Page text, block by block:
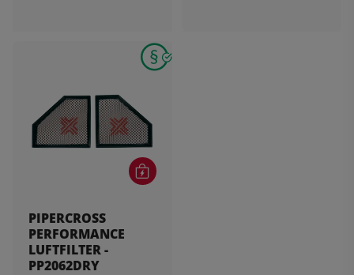
PIPERCROSS
PERFORMANCE
LUFTFILTER -
PP2062DRY